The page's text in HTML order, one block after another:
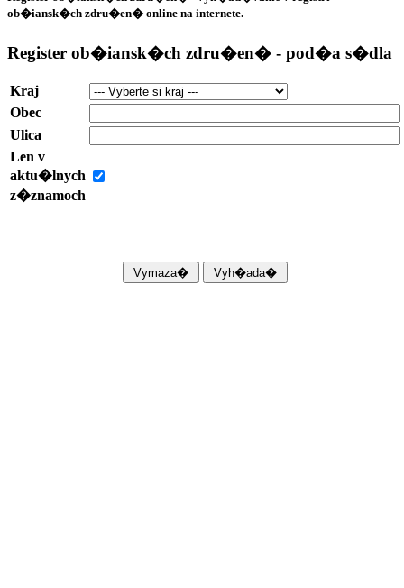
ob�iansk�ch zdru�en� online na internete.
Register ob�iansk�ch zdru�en� - pod�a s�dla
Kraj
Obec
Ulica
Len v
aktu�lnych
z�znamoch